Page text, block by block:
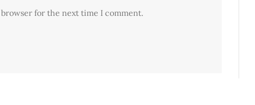
for the next time I comment.